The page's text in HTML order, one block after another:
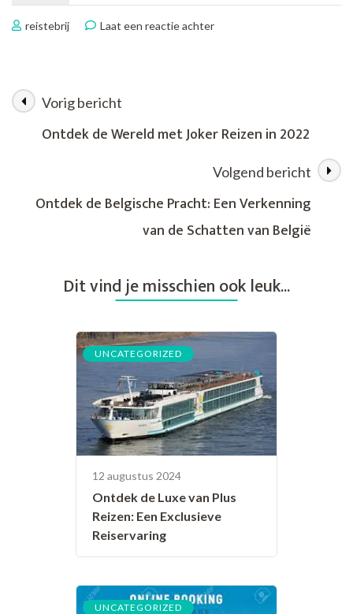
reistebrij Laat een reactie achterop
Samen
Avontuur!
Berichtnavigatie
Vorig bericht
Ontdek de Wereld met Joker Reizen in 2022
Volgend bericht
Ontdek de Belgische Pracht: Een Verkenning
van de Schatten van België
Dit vind je misschien ook leuk...
UNCATEGORIZED
12 augustus 2024
Ontdek de Luxe van Plus
Reizen: Een Exclusieve
Reiservaring
UNCATEGORIZED